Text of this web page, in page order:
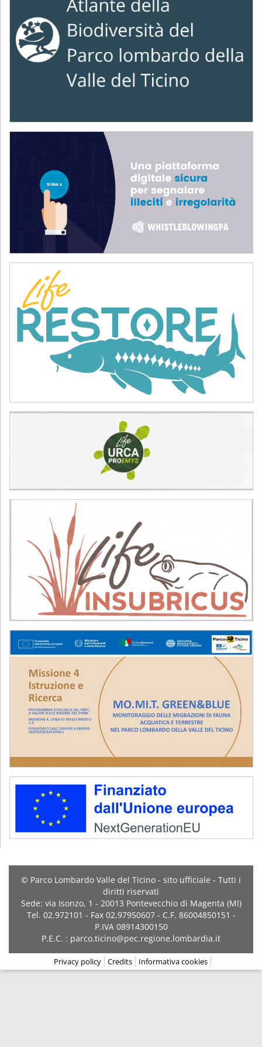
© Parco Lombardo Valle del Ticino - sito ufficiale - Tutti i
diritti riservati
Sede: via Isonzo, 1 - 20013 Pontevecchio di Magenta (MI)
Tel. 02.972101 - Fax 02.97950607 - C.F. 86004850151 -
P.IVA 08914300150
P.E.C. : parco.ticino@pec.regione.lombardia.it
Privacy policy Credits Informativa cookies